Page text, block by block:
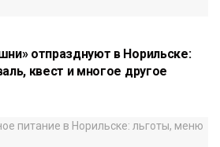
отпразднуют в Норильске:
квест и многое другое